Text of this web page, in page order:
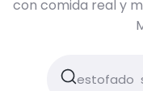
con comida real y